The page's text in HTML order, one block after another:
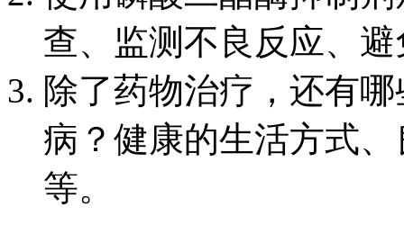
查、监测不良反应、
除了药物治疗，还有
病？健康的生活方式
等。